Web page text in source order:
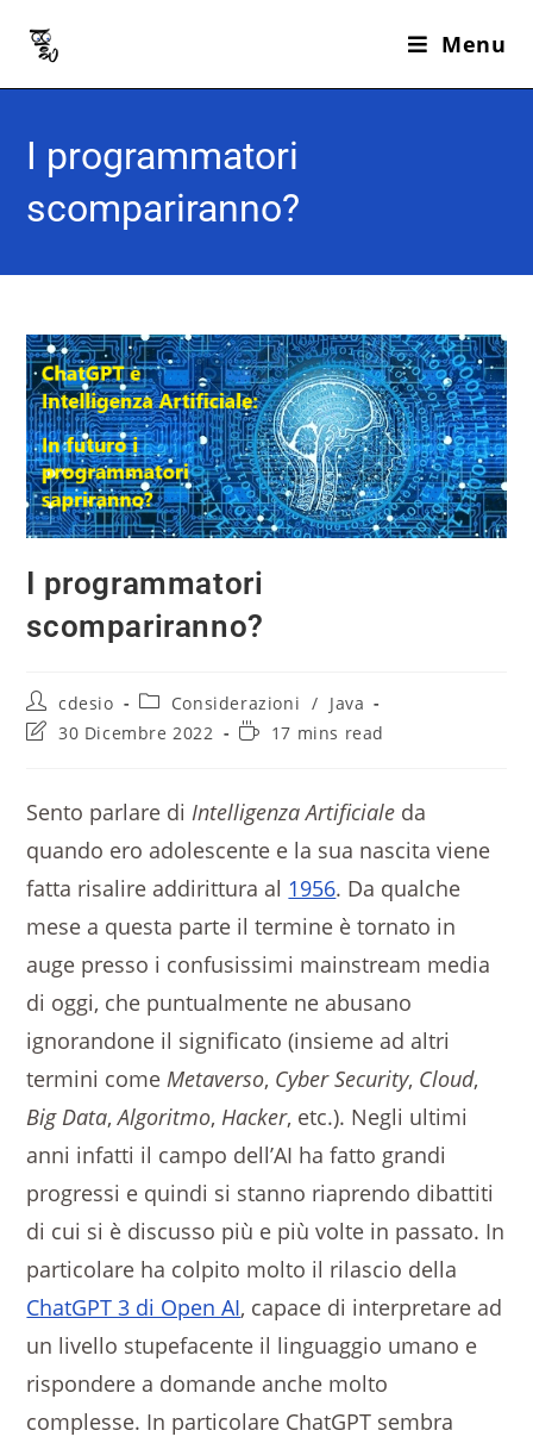
Menu
I programmatori
scompariranno?
I programmatori
scompariranno?
cdesio Considerazioni / Java
30 Dicembre 2022
17 mins read
Sento parlare di Intelligenza Artificiale da
quando ero adolescente e la sua nascita viene
fatta risalire addirittura al 1956. Da qualche
mese a questa parte il termine è tornato in
auge presso i confusissimi mainstream media
di oggi, che puntualmente ne abusano
ignorandone il significato (insieme ad altri
termini come Metaverso, Cyber Security, Cloud,
Big Data,Algoritmo, Hacker, etc.). Negli ultimi
anni infatti il campo dell’AI ha fatto grandi
progressi e quindi si stanno riaprendo dibattiti
di cui si è discusso più e più volte in passato. In
particolare ha colpito molto il rilascio della
ChatGPT 3 di Open AI, capace di interpretare ad
un livello stupefacente il linguaggio umano e
rispondere a domande anche molto
complesse. In particolare ChatGPT sembra